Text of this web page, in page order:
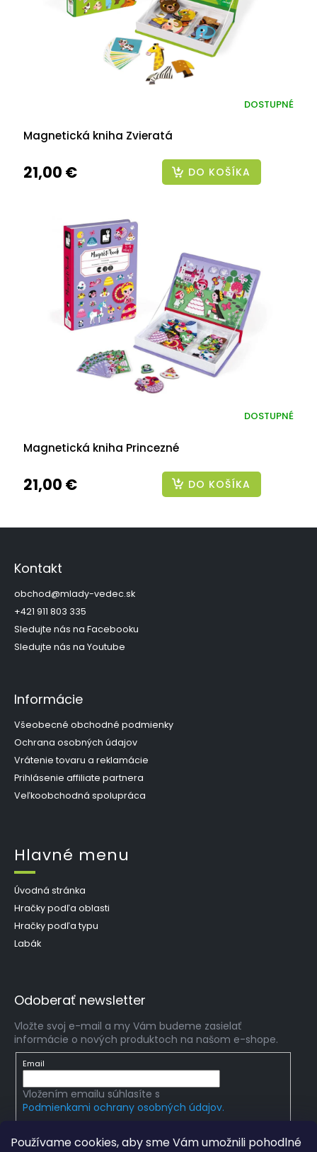
Používame cookies, aby sme Vám umožnili pohodlné
Magnetická kniha Zvieratá
DOSTUPNÉ
21,00 € DO KOŠÍKA
Magnetická kniha Princezné
DOSTUPNÉ
21,00 € DO KOŠÍKA
Z
Kontakt
obchod@mlady-vedec.sk
+421 911 803 335
Sledujte nás na Facebooku
Sledujte nás na Youtube
Informácie
Všeobecné obchodné podmienky
Ochrana osobných údajov
Vrátenie tovaru a reklamácie
Prihlásenie affiliate partnera
Veľkoobchodná spolupráca
Hlavné menu
Úvodná stránka
Hračky podľa oblasti
Hračky podľa typu
Labák
Odoberať newsletter
Vložte svoj e-mail a my Vám budeme zasielať
informácie o nových produktoch na našom e-shope.
Email
Vložením emailu súhlasíte s
Podmienkami ochrany osobných údajov.